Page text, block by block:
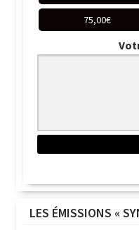
75,00€
LES ÉMISSIONS «